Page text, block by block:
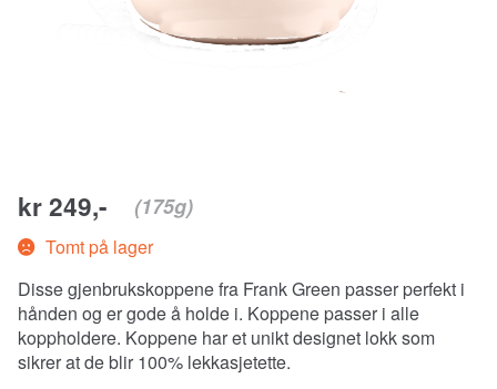
kr 249,- (175g)
Tomt på lager
Disse gjenbrukskoppene fra Frank Green passer perfekt i
hånden og er gode å holde i. Koppene passer i alle
koppholdere. Koppene har et unikt designet lokk som
sikrer at de blir 100% lekkasjetette.